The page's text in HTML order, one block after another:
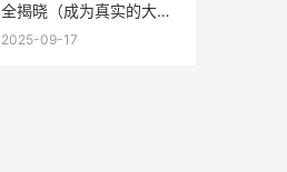
全揭晓（成为真实的大贱
谍 王者荣耀大大璇
2025-09-17